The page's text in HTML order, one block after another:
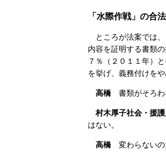
「水際作戦」の合
ところが法案では、
内容を証明する書類
７％（２０１１年）
を挙げ、義務付けを
高橋書類がそろわ
村木厚子社会・援
はない。
高橋変わらないの